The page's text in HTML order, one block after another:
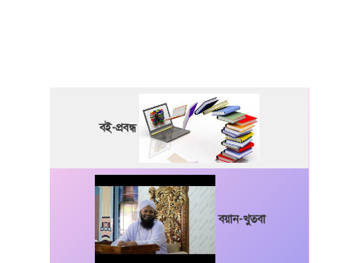
বই-প্রবন্ধ
বয়ান-খুতবা